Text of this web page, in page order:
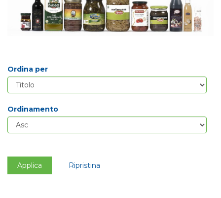
Ordina per
Ordinamento
Applica Ripristina